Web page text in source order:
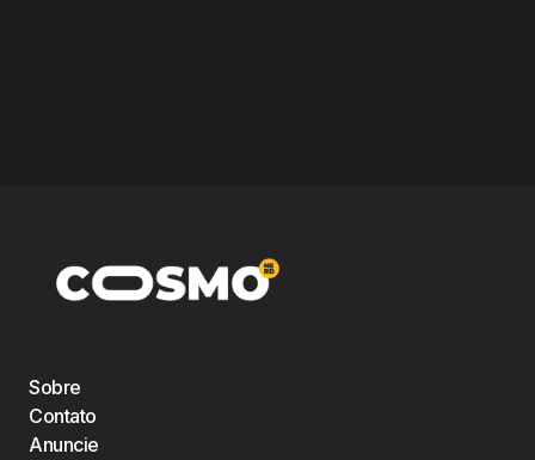
Sobre
Contato
Anuncie